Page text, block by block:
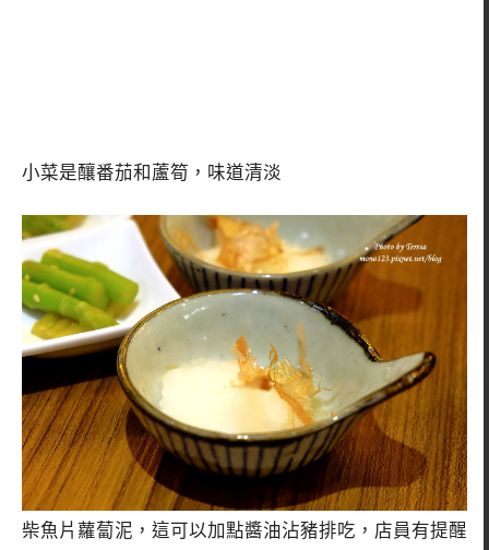
小菜是釀番茄和蘆筍，味道清淡
柴魚片蘿蔔泥，這可以加點醬油沾豬排吃，店員有提醒